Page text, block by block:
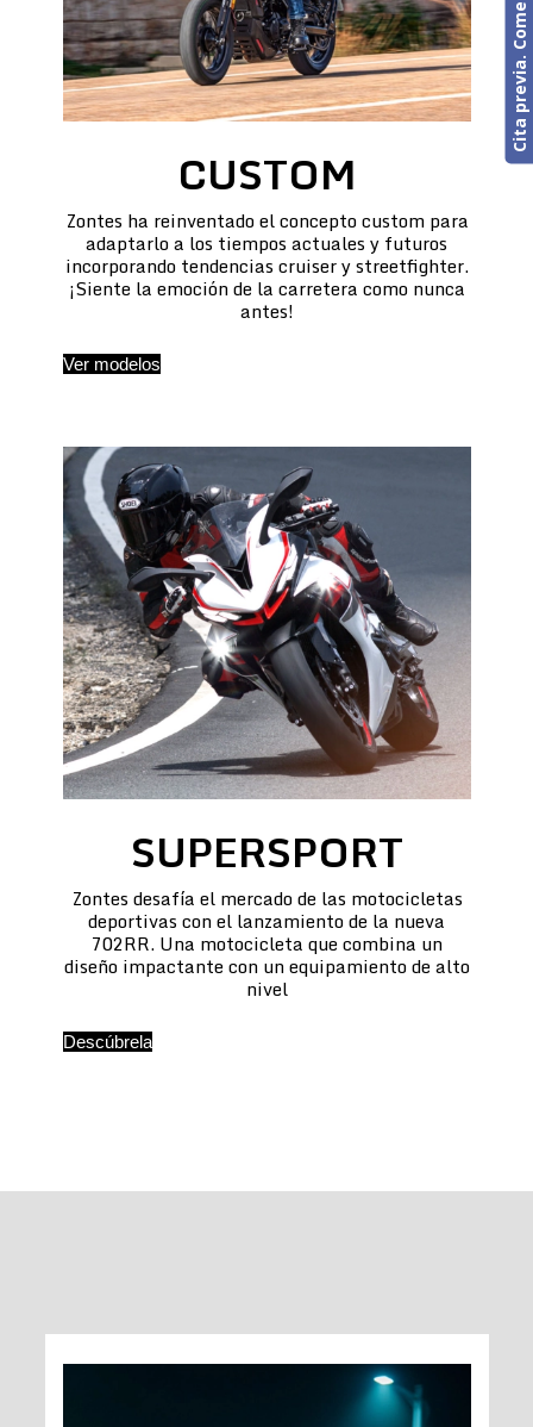
CUSTOM
Zontes ha reinventado el concepto custom para
adaptarlo a los tiempos actuales y futuros
incorporando tendencias cruiser y streetfighter.
¡Siente la emoción de la carretera como nunca
antes!
Ver modelos
SUPERSPORT
Zontes desafía el mercado de las motocicletas
deportivas con el lanzamiento de la nueva
702RR. Una motocicleta que combina un
diseño impactante con un equipamiento de alto
nivel
Descúbrela